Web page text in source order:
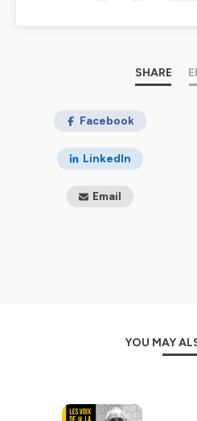
la prestation de services... On
tout, en toute franchise !
🙏 Merci de votre fidélité et de
⭐⭐⭐⭐⭐ Laissez un
Podcast & Spotify :)
SHARE
Facebook
LinkedIn
Email
YOU MAY